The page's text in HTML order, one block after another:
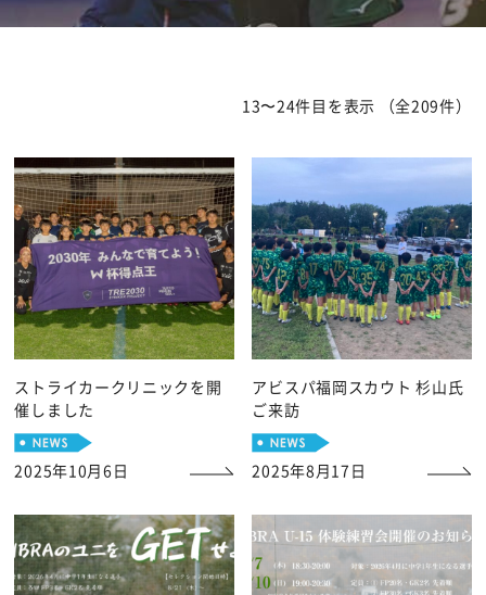
13〜24件目を表示 （全209件）
ストライカークリニックを開
催しました
2025年10月6日
アビスパ福岡スカウト 杉山氏
ご来訪
2025年8月17日